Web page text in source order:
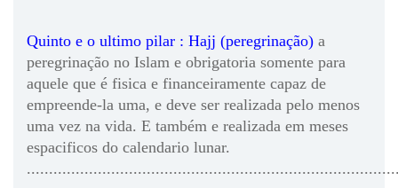
Quinto e o ultimo pilar : Hajj (peregrinação) a
peregrinação no Islam e obrigatoria somente para
aquele que é fisica e financeiramente capaz de
empreende-la uma, e deve ser realizada pelo menos
uma vez na vida. E também e realizada em meses
espacificos do calendario lunar.